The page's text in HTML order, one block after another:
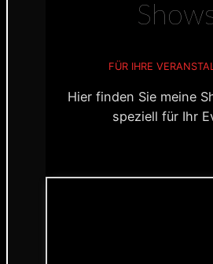
FÜR IHRE
Hier finden Sie meine
speziell für Ihr